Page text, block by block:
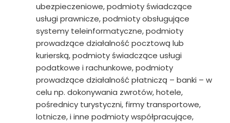
ubezpieczeniowe, podmioty świadczące
usługi prawnicze, podmioty obsługujące
systemy teleinformatyczne, podmioty
prowadzące działalność pocztową lub
kurierską, podmioty świadczące usługi
podatkowe i rachunkowe, podmioty
prowadzące działalność płatniczą – banki – w
celu np. dokonywania zwrotów, hotele,
pośrednicy turystyczni, firmy transportowe,
lotnicze, i inne podmioty współpracujące,